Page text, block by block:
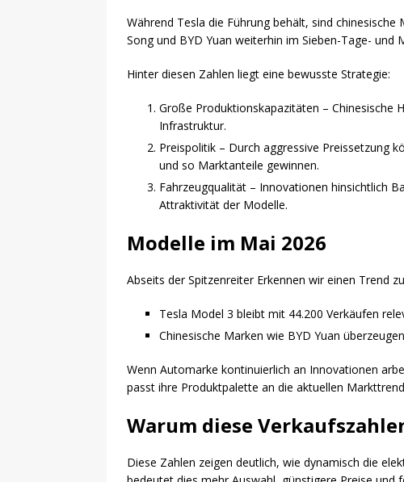
Während Tesla die Führung behält, sind
Song und BYD Yuan weiterhin im Sieben-Tage- und
Hinter diesen Zahlen liegt eine bewusste Strategie:
Große Produktionskapazitäten – Chinesische
Infrastruktur.
Preispolitik – Durch aggressive Preissetzung
und so Marktanteile gewinnen.
Fahrzeugqualität – Innovationen hinsichtlich
Attraktivität der Modelle.
Modelle im Mai 2026
Abseits der Spitzenreiter Erkennen wir einen Trend
Tesla Model 3 bleibt mit 44.200 Verkäufen
Chinesische Marken wie BYD Yuan
Wenn Automarke kontinuierlich an Innovationen
passt ihre Produktpalette an die aktuellen
Warum diese
Diese Zahlen zeigen deutlich, wie dynamisch die